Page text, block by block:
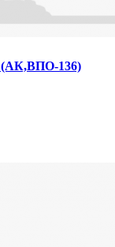
(АК,ВПО-136)